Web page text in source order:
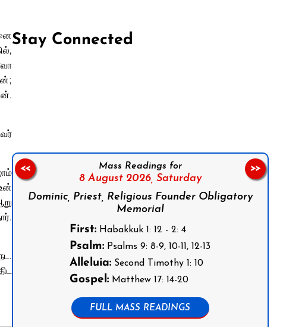
Stay Connected
Follow us on Facebook
Mass Readings for
8 August 2026, Saturday
Dominic, Priest, Religious Founder Obligatory
Memorial
First: Habakkuk 1: 12 - 2: 4
Psalm: Psalms 9: 8-9, 10-11, 12-13
Alleluia: Second Timothy 1: 10
Gospel: Matthew 17: 14-20
FULL MASS READINGS
<< >>